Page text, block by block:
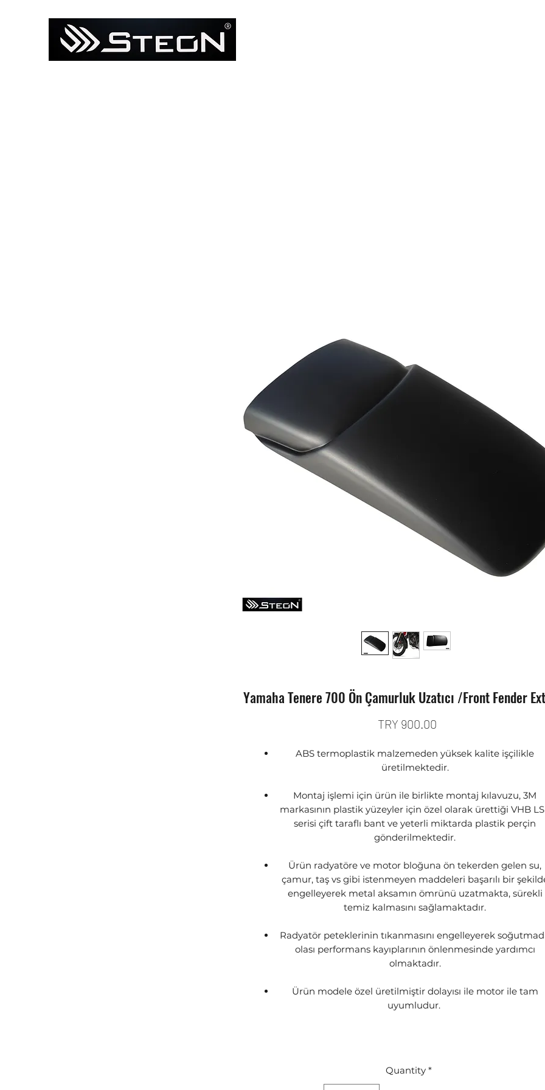
Yamaha Tenere 700 Ön Çamurluk Uzatıcı /Front Fender
TRY 900.00
ABS termoplastik malzemeden yüksek kalite işçilikle
üretilmektedir.
Montaj işlemi için ürün ile birlikte montaj kılavuzu, 3M
markasının plastik yüzeyler için özel olarak ürettiği VHB
serisi çift taraflı bant ve yeterli miktarda plastik perçin
gönderilmektedir.
Ürün radyatöre ve motor bloğuna ön tekerden gelen su,
çamur, taş vs gibi istenmeyen maddeleri başarılı bir
engelleyerek metal aksamın ömrünü uzatmakta, sürekli
temiz kalmasını sağlamaktadır.
Radyatör peteklerinin tıkanmasını engelleyerek
olası performans kayıplarının önlenmesinde yardımcı
olmaktadır.
Ürün modele özel üretilmiştir dolayısı ile motor ile tam
uyumludur.
Quantity *